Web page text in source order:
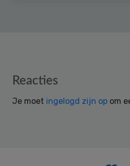
Reader
Reacties
Je moet ingelogd zijn op om